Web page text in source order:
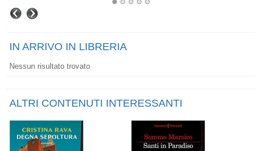
IN ARRIVO IN LIBRERIA
Nessun risultato trovato
ALTRI CONTENUTI INTERESSANTI